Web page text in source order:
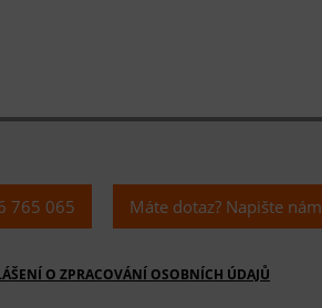
O ZPRACOVÁNÍ OSOBNÍCH ÚDAJŮ
765 065 Máte dotaz? Napište nám